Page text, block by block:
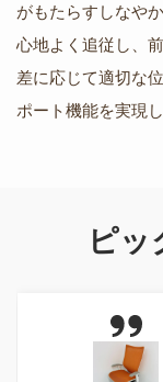
がもたらすしなや
心地よく追従し、
差に応じて適切な
ポート機能を実現
ピッ